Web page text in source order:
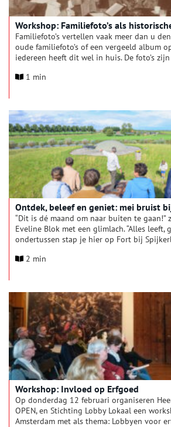
Workshop: Familiefoto’s als
Familiefoto’s vertellen vaak meer dan u
oude familiefoto’s of een vergeeld album
iedereen heeft dit wel in huis. De foto’s
kleedden en met elkaar omgingen. Ze laten
Tegelijk roepen ze vragen op: wie staan
foto? Waar en wanneer is die gemaakt?
1 min
Ontdek, beleef en geniet: mei bruist
“Dit is dé maand om naar buiten te gaan!”
Eveline Blok met een glimlach. “Alles leeft,
ondertussen stap je hier op Fort bij
In mei nodigt Natuurmonumenten
de schermen of een frisse start van je
doen.”
2 min
Workshop: Invloed op Erfgoed
Op donderdag 12 februari organiseren
OPEN, en Stichting Lobby Lokaal een
Amsterdam met als thema: Lobbyen voor